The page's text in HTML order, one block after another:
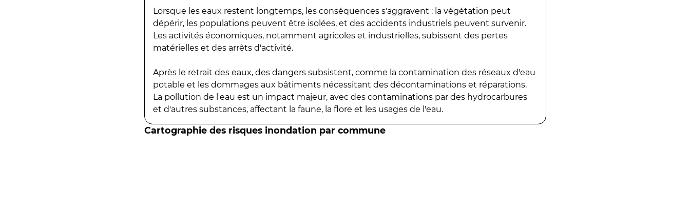
Lorsque les eaux restent longtemps, les conséquences s'aggravent : la végétation peut
dépérir, les populations peuvent être isolées, et des accidents industriels peuvent survenir.
Les activités économiques, notamment agricoles et industrielles, subissent des pertes
matérielles et des arrêts d'activité.
Après le retrait des eaux, des dangers subsistent, comme la contamination des réseaux d'eau
potable et les dommages aux bâtiments nécessitant des décontaminations et réparations.
La pollution de l'eau est un impact majeur, avec des contaminations par des hydrocarbures
et d'autres substances, affectant la faune, la flore et les usages de l'eau.
Cartographie des risques inondation par commune